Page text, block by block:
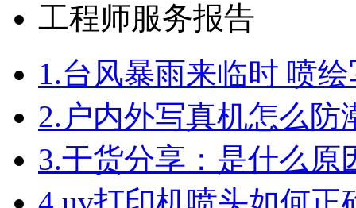
工程师服务报告
1.台风暴雨来临时 喷
2. 户内外写真机怎么
3.干货分享：是什么原